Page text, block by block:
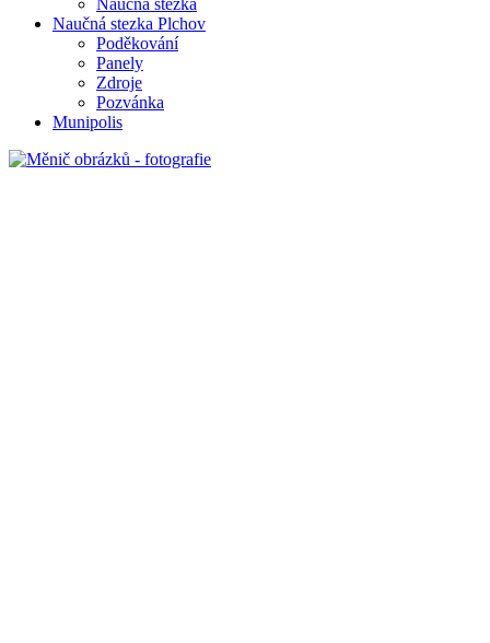
Naučná stezka Plchov
Poděkování
Panely
Zdroje
Pozvánka
Munipolis